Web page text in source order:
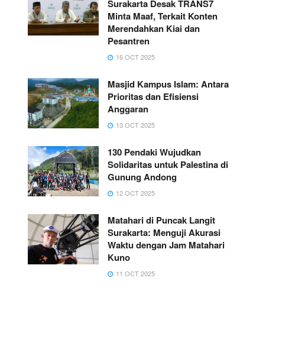
Surakarta Desak TRANS7
Minta Maaf, Terkait Konten
Merendahkan Kiai dan
Pesantren
16 OCT 2025
Masjid Kampus Islam: Antara
Prioritas dan Efisiensi
Anggaran
13 OCT 2025
130 Pendaki Wujudkan
Solidaritas untuk Palestina di
Gunung Andong
12 OCT 2025
Matahari di Puncak Langit
Surakarta: Menguji Akurasi
Waktu dengan Jam Matahari
Kuno
11 OCT 2025